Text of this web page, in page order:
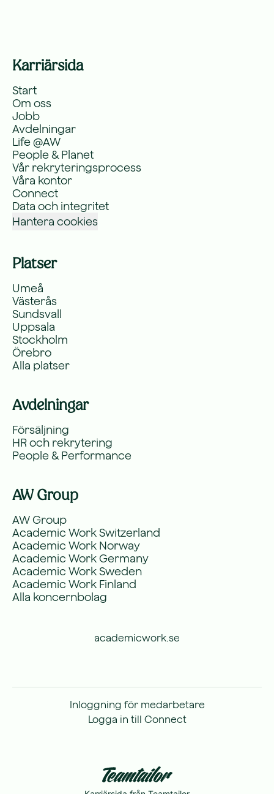
Karriärsida
Start
Om oss
Jobb
Avdelningar
Life @AW
People & Planet
Vår rekryteringsprocess
Våra kontor
Connect
Data och integritet
Hantera cookies
Platser
Umeå
Västerås
Sundsvall
Uppsala
Stockholm
Örebro
Alla platser
Avdelningar
Försäljning
HR och rekrytering
People & Performance
AW Group
AW Group
Academic Work Switzerland
Academic Work Norway
Academic Work Germany
Academic Work Sweden
Academic Work Finland
Alla koncernbolag
academicwork.se
Inloggning för medarbetare
Logga in till Connect